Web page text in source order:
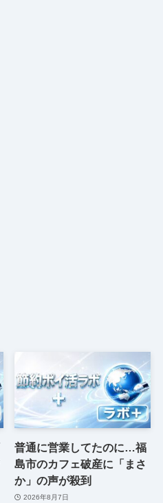
普通に営業してたのに…福
島市のカフェ破産に「まさ
か」の声が殺到
2026年8月7日